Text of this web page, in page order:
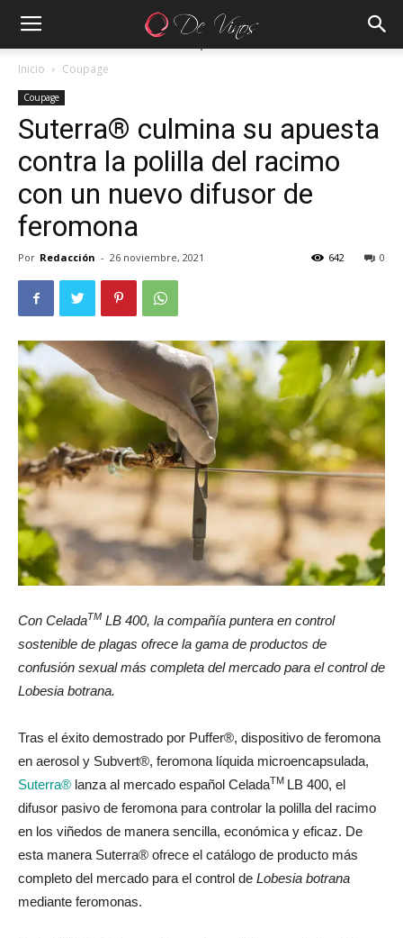
Inicio Coupage
Coupage
Suterra® culmina su apuesta
contra la polilla del racimo
con un nuevo difusor de
feromona
Por Redacción - 26 noviembre, 2021 0
642
Con CeladaTM LB 400, la compañía puntera en control
sostenible de plagas ofrece la gama de productos de
confusión sexual más completa del mercado para el control de
Lobesia botrana.
Tras el éxito demostrado por Puffer®, dispositivo de feromona
en aerosol y Subvert®, feromona líquida microencapsulada,
Suterra® lanza al mercado español CeladaTM LB 400, el
difusor pasivo de feromona para controlar la polilla del racimo
en los viñedos de manera sencilla, económica y eficaz. De
esta manera Suterra® ofrece el catálogo de producto más
completo del mercado para el control de Lobesia botrana
mediante feromonas.